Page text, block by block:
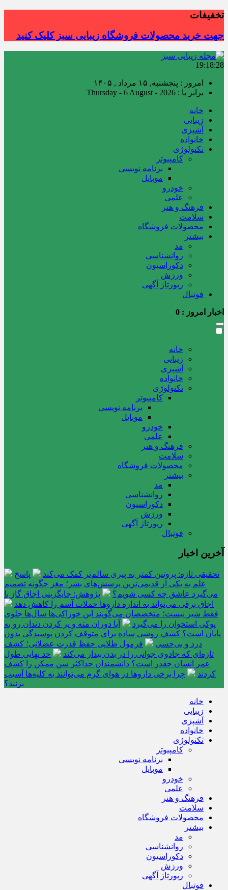
تخفیفات
جهت خرید محصولات فروشگاه زیبایی سبز کلیک کنید
19:18:29
امروز : پنجشنبه, ۱۵ مرداد , ۱۴۰۵
برابر با : Thursday - 6 August - 2026
خانه
زیبایی
آشپزی
خانواده
تکنولوژی
کامپیوتر
برنامه نویسی
موبایل
خودرو
علمی
فرهنگ و هنر
سلامت
محصولات فروشگاه
بیشتر
مد
روانشناسی
دکوراسیون
ورزش
رپورتاژ آگهی
فوتبال
اخبار امروز : 0
خانه
زیبایی
آشپزی
خانواده
تکنولوژی
کامپیوتر
برنامه نویسی
موبایل
خودرو
علمی
فرهنگ و هنر
سلامت
محصولات فروشگاه
بیشتر
مد
روانشناسی
دکوراسیون
ورزش
رپورتاژ آگهی
فوتبال
آخرین اخبار
تحقیقی تازه: پروتین کمتر به پیری سالم‌تر کمک می‌کند
پاسخ
علم به یکی از قدیمی‌ترین پرسش‌های بشر؛ مغز چگونه تصمیم
می‌گیرد عاشق چه کسی شویم؟
پژوهش: جایگزینی اجاق گاز با
اجاق برقی می‌تواند به اندازه داروها حملات آسم را کاهش دهد
فقط شیر نیست؛ متخصصان می‌گویند این خوراکی‌ها سال‌ها جلوی
پوکی استخوان را می‌گیرد
آیا دوران مته و پر کردن دندان رو به
پایان است؟ کشف روشی ساده برای متوقف کردن پوسیدگی بدون
درد و بی‌حسی
فرمول طلایی حفظ قدرت عضلانی؛ کشف
تازه‌ای که جادوی جوانی را در بدن بیدار می‌کند
حد نهایی طول
عمر انسان چقدر است؟ دانشمندان حداکثر سن ممکن را کشف
کردند
چرا برخی داروها در هوای گرم می‌توانند به کلیه‌ها آسیب
بزنند؟
خانه
زیبایی
آشپزی
خانواده
تکنولوژی
کامپیوتر
برنامه نویسی
موبایل
خودرو
علمی
فرهنگ و هنر
سلامت
محصولات فروشگاه
بیشتر
مد
روانشناسی
دکوراسیون
ورزش
رپورتاژ آگهی
فوتبال